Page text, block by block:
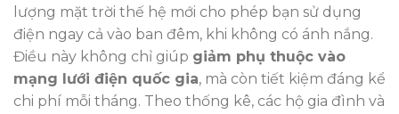
lượng mặt trời thế hệ mới cho phép bạn sử dụng
điện ngay cả vào ban đêm, khi không có ánh nắng.
Điều này không chỉ giúp giảm phụ thuộc vào
mạng lưới điện quốc gia, mà còn tiết kiệm đáng kể
chi phí mỗi tháng. Theo thống kê, các hộ gia đình và